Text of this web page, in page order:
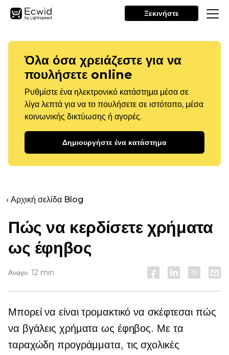
Ξεκινήστε
Όλα όσα χρειάζεστε για να
πουλήσετε online
Ρυθμίστε ένα ηλεκτρονικό κατάστημα μέσα σε
λίγα λεπτά για να το πουλήσετε σε ιστότοπο, μέσα
κοινωνικής δικτύωσης ή αγορές.
Δημιουργήστε ένα κατάστημα
‹ Αρχική σελίδα Blog
Πώς να κερδίσετε χρήματα
ως έφηβος
Αναγν. 12 min
Μπορεί να είναι τρομακτικό να σκέφτεσαι πώς
να βγάλεις χρήματα ως έφηβος. Με τα
ταραχώδη προγράμματα, τις σχολικές